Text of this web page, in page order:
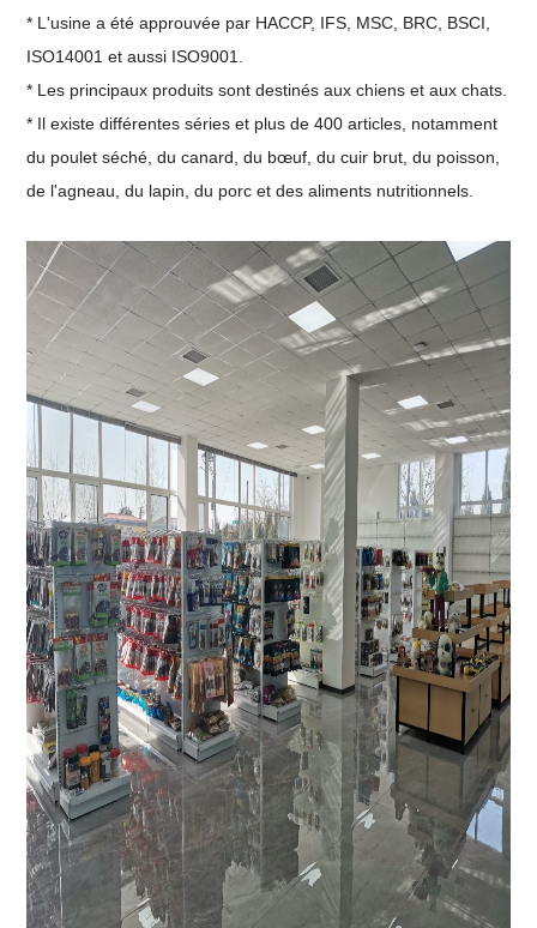
* L'usine a été approuvée par HACCP, IFS, MSC, BRC, BSCI,
ISO14001 et aussi ISO9001.
* Les principaux produits sont destinés aux chiens et aux chats.
* Il existe différentes séries et plus de 400 articles, notamment
du poulet séché, du canard, du bœuf, du cuir brut, du poisson,
de l'agneau, du lapin, du porc et des aliments nutritionnels.